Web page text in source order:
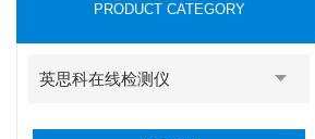
PRODUCT CATEGORY
英思科在线检测仪